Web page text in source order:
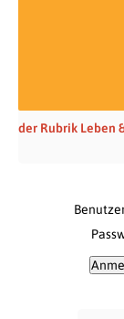
der Rubrik Leben